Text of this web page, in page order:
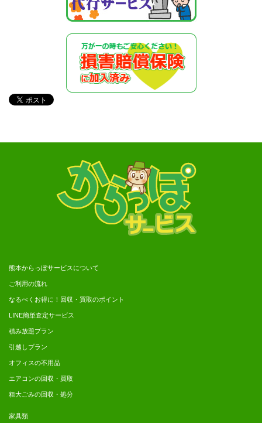
熊本からっぽサービスについて
ご利用の流れ
なるべくお得に！回収・買取のポイント
LINE簡単査定サービス
積み放題プラン
引越しプラン
オフィスの不用品
エアコンの回収・買取
粗大ごみの回収・処分
家具類